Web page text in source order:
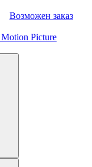
Возможен заказ
Picture